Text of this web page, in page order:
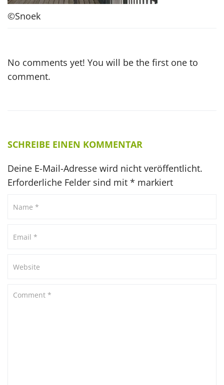
©Snoek
No comments yet! You will be the first one to
comment.
SCHREIBE EINEN KOMMENTAR
Deine E-Mail-Adresse wird nicht veröffentlicht.
Erforderliche Felder sind mit * markiert